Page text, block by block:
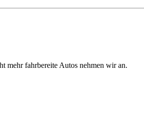
mehr fahrbereite Autos nehmen wir an.